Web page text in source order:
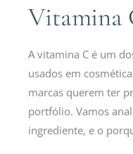
Vitamina
A vitamina C é um
usados em
marcas querem ter
portfólio. Vamos
ingrediente, e o